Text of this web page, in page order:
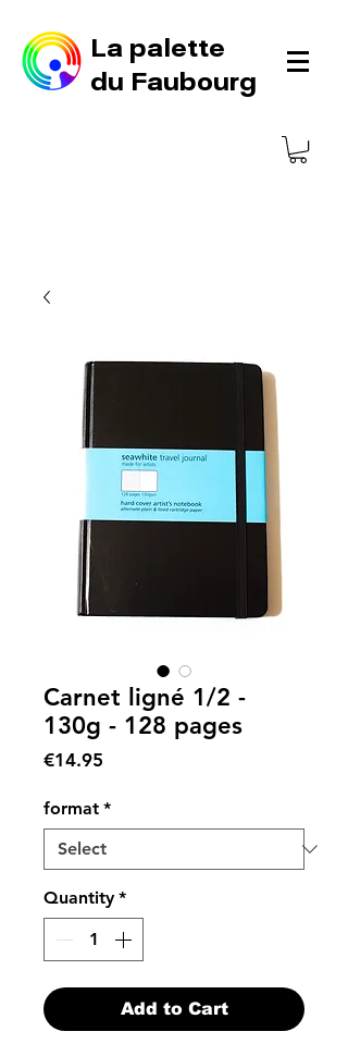
La palette
du Faubourg
Carnet ligné 1/2 -
130g - 128 pages
€14.95
format *
Quantity *
Add to Cart